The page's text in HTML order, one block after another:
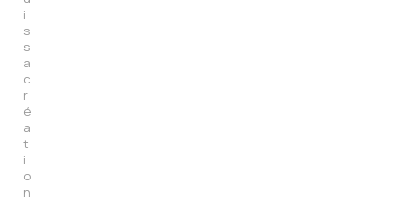
i
s
s
a
c
r
é
a
t
i
o
n